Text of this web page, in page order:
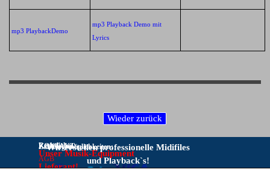
mp3 PlaybackDemo
mp3 Playback Demo mit
Lyrics
Rechtliches:
AGB
KONTAKT:
Zahlungsmöglichkeiten:
Wir erstellen professionelle Midifiles
und Playback`s!
Unser Musik-Equipment
Lieferant!